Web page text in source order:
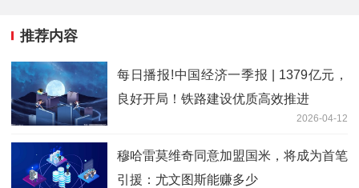
推荐内容
每日播报!中国经济一季报 | 1379亿元，
良好开局！铁路建设优质高效推进
2026-04-12
穆哈雷莫维奇同意加盟国米，将成为首笔
引援：尤文图斯能赚多少